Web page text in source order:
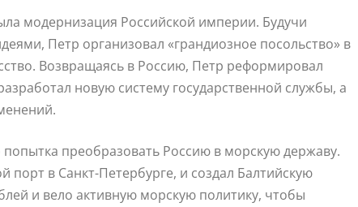
модернизация Российской империи. Будучи
Петр организовал «грандиозное посольство» в
Возвращаясь в Россию, Петр реформировал
новую систему государственной службы, а
преобразовать Россию в морскую державу.
в Санкт-Петербурге, и создал Балтийскую
и вело активную морскую политику, чтобы